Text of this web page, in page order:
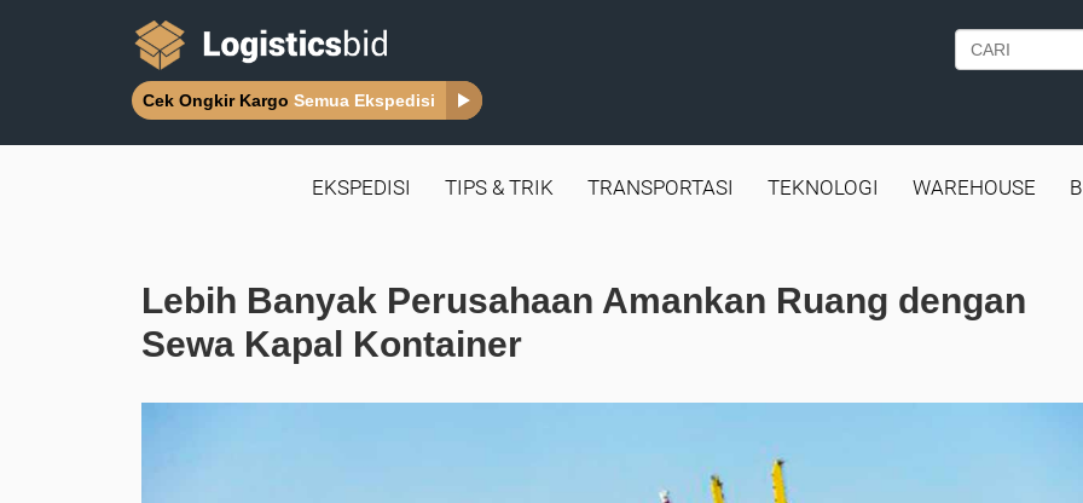
Cek Ongkir Kargo Semua Ekspedisi
EKSPEDISI TIPS & TRIK TRANSPORTASI TEKNOLOGI WAREHOUSE
Lebih Banyak Perusahaan Amankan Ruang dengan
Sewa Kapal Kontainer